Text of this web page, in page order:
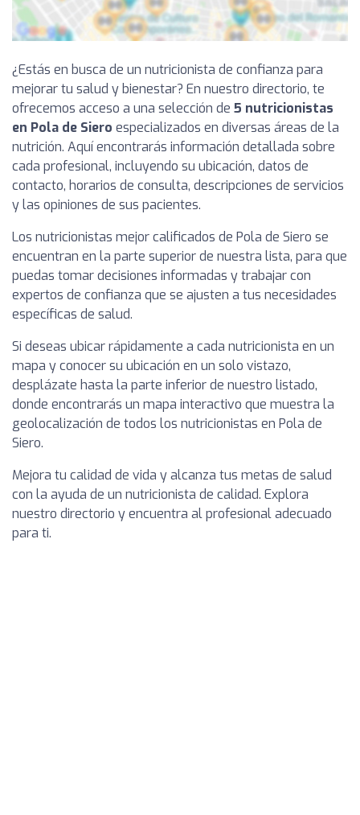
¿Estás en busca de un nutricionista de confianza para
mejorar tu salud y bienestar? En nuestro directorio, te
ofrecemos acceso a una selección de 5 nutricionistas
en Pola de Siero especializados en diversas áreas de la
nutrición. Aquí encontrarás información detallada sobre
cada profesional, incluyendo su ubicación, datos de
contacto, horarios de consulta, descripciones de servicios
y las opiniones de sus pacientes.
Los nutricionistas mejor calificados de Pola de Siero se
encuentran en la parte superior de nuestra lista, para que
puedas tomar decisiones informadas y trabajar con
expertos de confianza que se ajusten a tus necesidades
específicas de salud.
Si deseas ubicar rápidamente a cada nutricionista en un
mapa y conocer su ubicación en un solo vistazo,
desplázate hasta la parte inferior de nuestro listado,
donde encontrarás un mapa interactivo que muestra la
geolocalización de todos los nutricionistas en Pola de
Siero.
Mejora tu calidad de vida y alcanza tus metas de salud
con la ayuda de un nutricionista de calidad. Explora
nuestro directorio y encuentra al profesional adecuado
para ti.